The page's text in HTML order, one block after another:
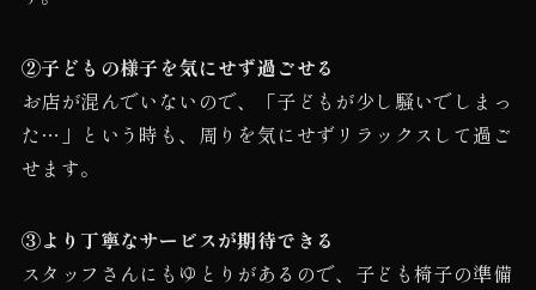
②子どもの様子を気にせず過ごせる
お店が混んでいないので、「子どもが少し騒いでしまっ
た…」という時も、周りを気にせずリラックスして過ご
せます。
③より丁寧なサービスが期待できる
スタッフさんにもゆとりがあるので、子ども椅子の準備